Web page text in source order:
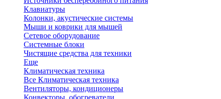
Клавиатуры
Колонки, акустические системы
Мыши и коврики для мышей
Сетевое оборудование
Системные блоки
Чистящие средства для техники
Еще
Климатическая техника
Все Климатическая техника
Вентиляторы, кондиционеры
Конвекторы, обогреватели